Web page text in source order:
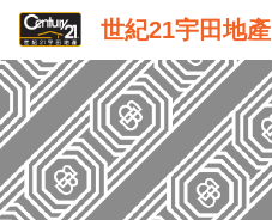
世紀21宇田地產